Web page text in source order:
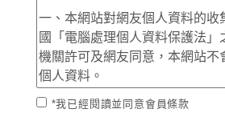
*我已經閱讀並同意會員條款